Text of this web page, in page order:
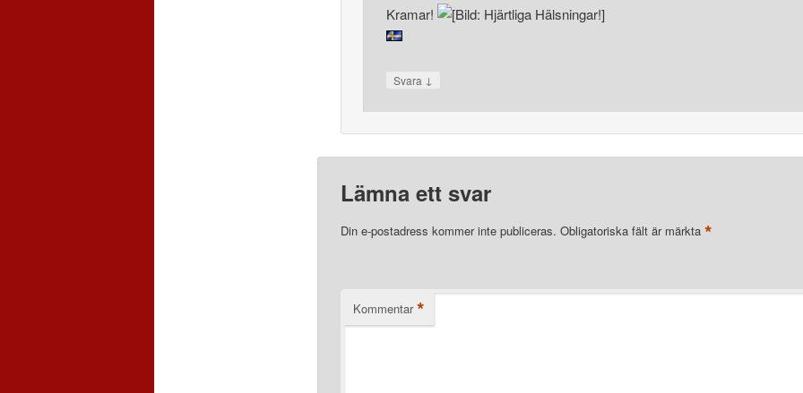
Kramar!
Svara ↓
Lämna ett svar
Din e-postadress kommer inte publiceras. Obligatoriska fält är märkta *
Kommentar *